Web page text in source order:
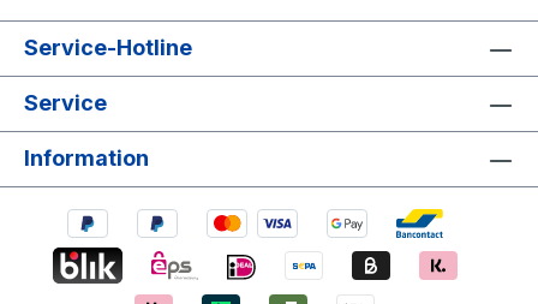
Service-Hotline
Service
Information